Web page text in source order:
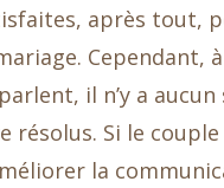
après tout,
Cependant,
il n’y a
résolus. Si le
la